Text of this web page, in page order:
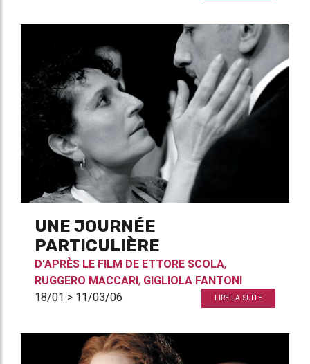
UNE JOURNÉE
PARTICULIÈRE
D'APRÈS LE FILM DE ETTORE SCOLA,
RUGGERO MACCARI, GIGLIOLA FANTONI
18/01 > 11/03/06
LIRE LA SUITE